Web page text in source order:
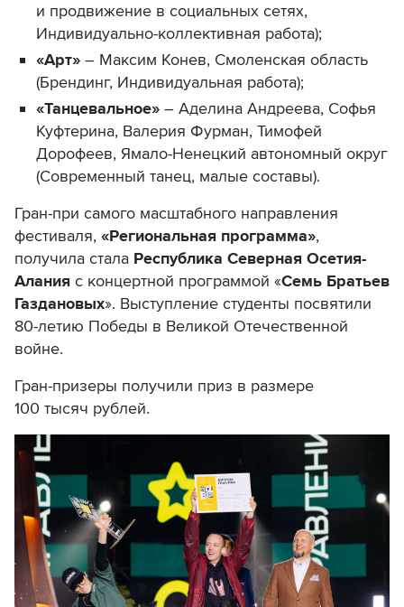
и продвижение в социальных сетях,
Индивидуально-коллективная работа);
«Арт» – Максим Конев, Смоленская область
(Брендинг, Индивидуальная работа);
«Танцевальное» – Аделина Андреева, Софья
Куфтерина, Валерия Фурман, Тимофей
Дорофеев, Ямало-Ненецкий автономный округ
(Современный танец, малые составы).
Гран-при самого масштабного направления
фестиваля, «Региональная программа»,
получила стала Республика Северная Осетия-
Алания с концертной программой «Семь Братьев
Газдановых». Выступление студенты посвятили
80-летию Победы в Великой Отечественной
войне.
Гран-призеры получили приз в размере
100 тысяч рублей.